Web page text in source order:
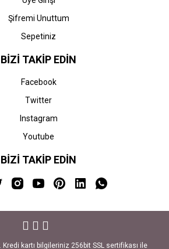
Şifremi Unuttum
Sepetiniz
BİZİ TAKİP EDİN
Facebook
Twitter
Instagram
Youtube
BİZİ TAKİP EDİN
Kredi kartı bilgileriniz 256bit SSL sertifikası ile